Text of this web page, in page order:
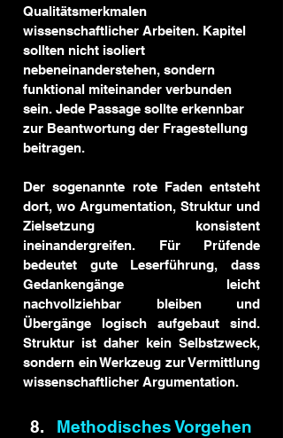
Qualitätsmerkmalen
wissenschaftlicher Arbeiten. Kapitel
sollten nicht isoliert
nebeneinanderstehen, sondern
funktional miteinander verbunden
sein. Jede Passage sollte erkennbar
zur Beantwortung der Fragestellung
beitragen.
Der sogenannte rote Faden entsteht
dort, wo Argumentation, Struktur und
Zielsetzung konsistent
ineinandergreifen. Für Prüfende
bedeutet gute Leserführung, dass
Gedankengänge leicht
nachvollziehbar bleiben und
Übergänge logisch aufgebaut sind.
Struktur ist daher kein Selbstzweck,
sondern ein Werkzeug zur Vermittlung
wissenschaftlicher Argumentation.
Methodisches Vorgehen